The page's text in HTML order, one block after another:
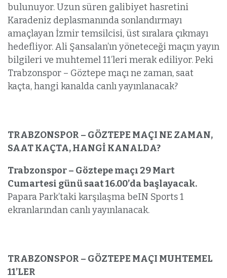
bulunuyor. Uzun süren galibiyet hasretini
Karadeniz deplasmanında sonlandırmayı
amaçlayan İzmir temsilcisi, üst sıralara çıkmayı
hedefliyor. Ali Şansalan’ın yöneteceği maçın yayın
bilgileri ve muhtemel 11’leri merak ediliyor. Peki
Trabzonspor – Göztepe maçı ne zaman, saat
kaçta, hangi kanalda canlı yayınlanacak?
TRABZONSPOR – GÖZTEPE MAÇI NE ZAMAN,
SAAT KAÇTA, HANGİ KANALDA?
Trabzonspor – Göztepe maçı 29 Mart
Cumartesi günü saat 16.00’da başlayacak.
Papara Park’taki karşılaşma beIN Sports 1
ekranlarından canlı yayınlanacak.
TRABZONSPOR – GÖZTEPE MAÇI MUHTEMEL
11’LER